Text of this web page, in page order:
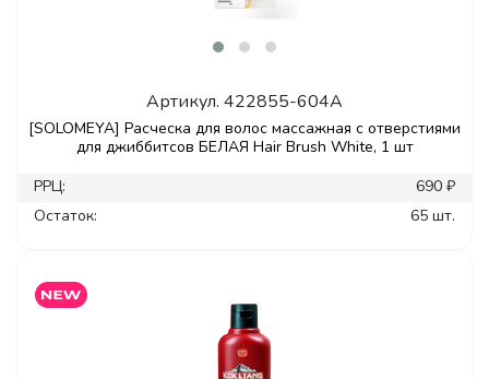
Артикул. 422855-604A
[SOLOMEYA] Расческа для волос массажная с отверстиями
для джиббитсов БЕЛАЯ Hair Brush White, 1 шт
РРЦ:
690 ₽
Остаток:
65 шт.